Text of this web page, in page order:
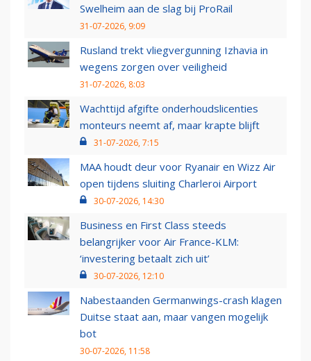
Swelheim aan de slag bij ProRail
31-07-2026, 9:09
Rusland trekt vliegvergunning Izhavia in
wegens zorgen over veiligheid
31-07-2026, 8:03
Wachttijd afgifte onderhoudslicenties
monteurs neemt af, maar krapte blijft
31-07-2026, 7:15
MAA houdt deur voor Ryanair en Wizz Air
open tijdens sluiting Charleroi Airport
30-07-2026, 14:30
Business en First Class steeds
belangrijker voor Air France-KLM:
‘investering betaalt zich uit’
30-07-2026, 12:10
Nabestaanden Germanwings-crash klagen
Duitse staat aan, maar vangen mogelijk
bot
30-07-2026, 11:58